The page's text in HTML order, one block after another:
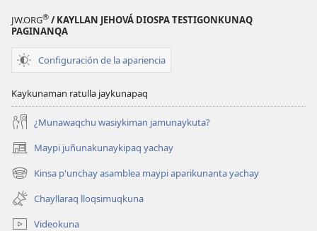
JW.ORG® / KAYLLAN JEHOVÁ DIOSPA TESTIGONKUNAQ
PAGINANQA
Configuración de la apariencia
Kaykunaman ratulla jaykunapaq
¿Munawaqchu wasiykiman jamunaykuta?
Maypi juñunakunaykipaq yachay
(abre
una
nueva
ventana)
Kinsa p'unchay asamblea maypi aparikunanta yachay
(abre
una
nueva
ventana)
Chayllaraq lloqsimuqkuna
Videokuna